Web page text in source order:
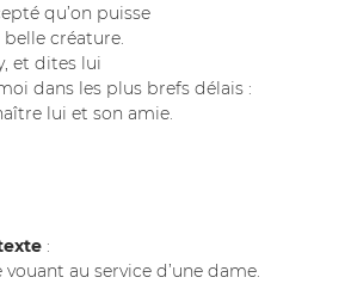
qu’on puisse
créature.
et dites lui
dans les plus brefs délais :
lui et son amie.
:
au service d’une dame.